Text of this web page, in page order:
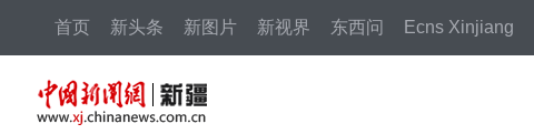
首页 新头条 新图片 新视界 东西问 Ecns Xinjiang